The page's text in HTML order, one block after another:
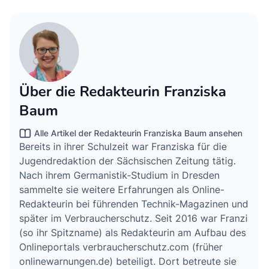
Über die Redakteurin Franziska
Baum
Alle Artikel der Redakteurin Franziska Baum ansehen
Bereits in ihrer Schulzeit war Franziska für die
Jugendredaktion der Sächsischen Zeitung tätig.
Nach ihrem Germanistik-Studium in Dresden
sammelte sie weitere Erfahrungen als Online-
Redakteurin bei führenden Technik-Magazinen und
später im Verbraucherschutz. Seit 2016 war Franzi
(so ihr Spitzname) als Redakteurin am Aufbau des
Onlineportals verbraucherschutz.com (früher
onlinewarnungen.de) beteiligt. Dort betreute sie